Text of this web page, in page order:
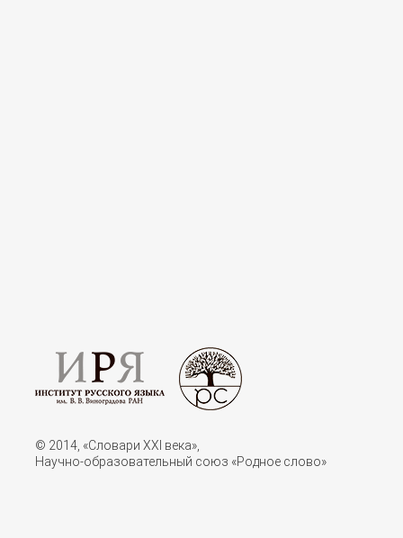
© 2014, «Словари XXI векa»,
Научно-образовательный союз «Родное слово»